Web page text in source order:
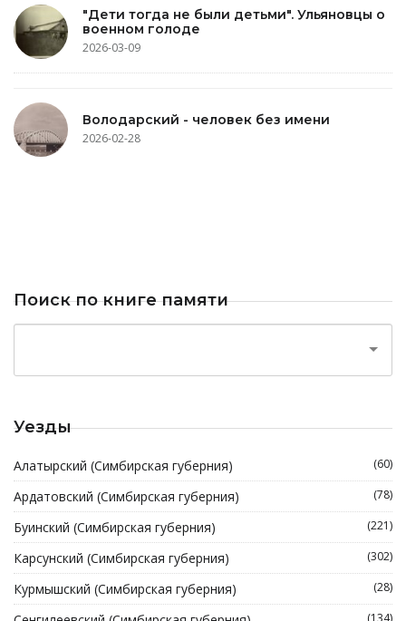
"Дети тогда не были детьми". Ульяновцы о
военном голоде
2026-03-09
Володарский - человек без имени
2026-02-28
Поиск по книге памяти
Уезды
Алатырский (Симбирская губерния) (60)
Ардатовский (Симбирская губерния) (78)
Буинский (Симбирская губерния) (221)
Карсунский (Симбирская губерния) (302)
Курмышский (Симбирская губерния) (28)
(134)